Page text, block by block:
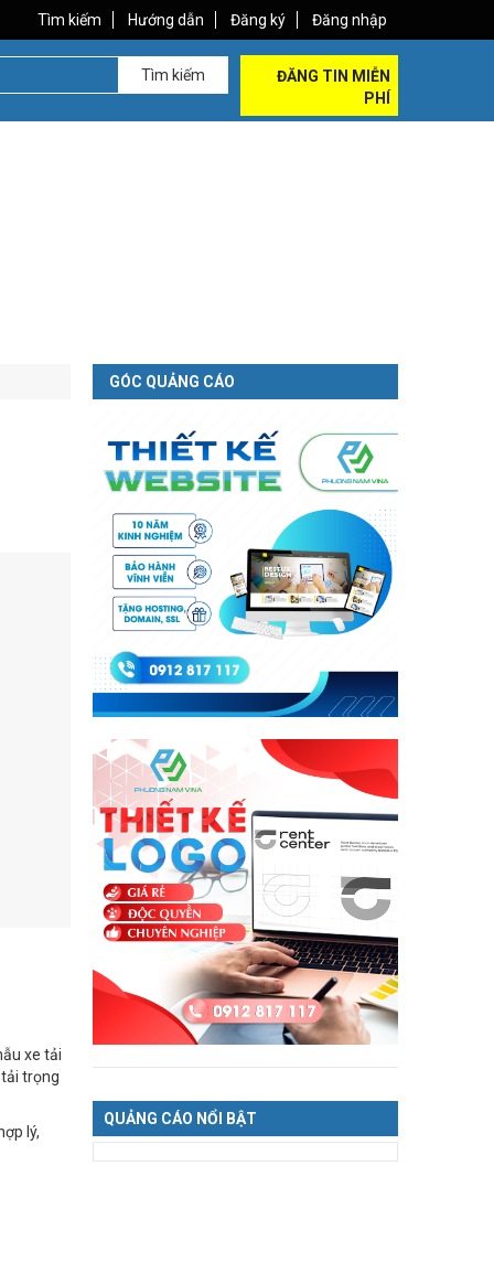
Tìm kiếm Hướng dẫn Đăng ký Đăng nhập
Tìm kiếm
ĐĂNG TIN MIỄN
PHÍ
xe tải
trọng
lý,
GÓC QUẢNG CÁO
QUẢNG CÁO NỔI BẬT